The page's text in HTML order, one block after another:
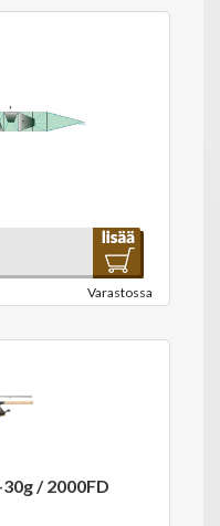
Varastossa
/ 2000FD